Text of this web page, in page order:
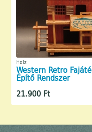
Holz
Western Retro
Építő Rendszer
21.900 Ft